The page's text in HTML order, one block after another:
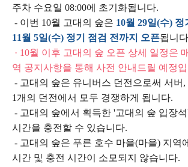
주차 수요일 08:00에 초기화됩니다.
- 이번 10월 고대의 숲은 10월 29일(수) 정
11월 5일(수) 정기 점검 전까지 오픈됩니
· 10월 이후 고대의 숲 오픈 상세 일정은
역 공지사항을 통해 사전 안내드릴 예정
- 고대의 숲은 유니버스 던전으로써 서버,
1개의 던전에서 모두 경쟁하게 됩니다.
- 고대의 숲에서 획득한 '고대의 숲 입장
시간을 충전할 수 있습니다.
- 고대의 숲은 푸른 호수 마을(마을) 지역
시간 및 충전 시간이 소모되지 않습니다.